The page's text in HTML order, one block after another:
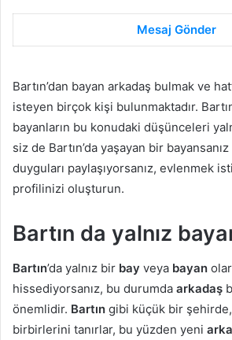
Mesaj Gönder
Bartın’dan bayan arkadaş bulmak ve
isteyen birçok kişi bulunmaktadır.
bayanların bu konudaki düşünceleri
siz de Bartın’da yaşayan bir
duyguları paylaşıyorsanız, evlenmek
profilinizi oluşturun.
Bartın da yalnız
Bartın’da yalnız bir bay veya bayan
hissediyorsanız, bu durumda arkadaş
önemlidir. Bartın gibi küçük bir
birbirlerini tanırlar, bu yüzden yeni